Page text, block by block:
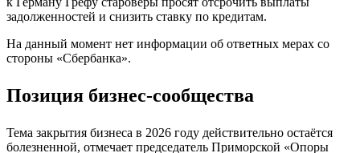
задолженностей и снизить ставку по кредитам.
На данный момент нет информации об ответных мерах со
стороны «Сбербанка».
Позиция бизнес-сообщества
Тема закрытия бизнеса в 2026 году действительно остаётся
болезненной, отмечает председатель Приморской «Опоры